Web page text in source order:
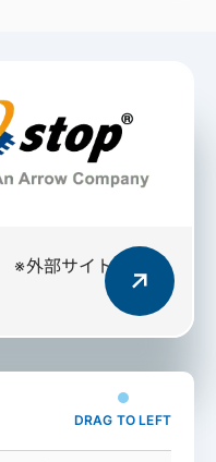
※外部サイトへアク
DRAG TO LEFT